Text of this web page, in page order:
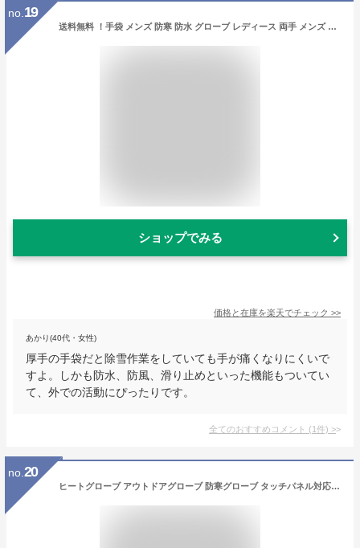
no. 19
送料無料 ！手袋 メンズ 防寒 防水 グローブ レディース 両手 メンズ バイク 手袋 防寒 冬 手袋 レディース 防寒グローブ スキーグローブ スノーボードグローブ バイクグローブ 冬用 滑り止め付き 保温 手袋 厚手 裏起毛 防水 防風 男女兼用 通勤 通学 ポケット付き
ショップでみる
価格と在庫を楽天でチェック >>
あかり(40代・女性)
厚手の手袋だと除雪作業をしていても手が痛くなりにくいで
すよ。しかも防水、防風、滑り止めといった機能もついてい
て、外での活動にぴったりです。
全てのおすすめコメント (1件) >
no. 20
ヒートグローブ アウトドアグローブ 防寒グローブ タッチパネル対応 サイクリング手袋 バイク グローブ メンズ 裏起毛 防水 防風 防寒 保温 滑り止め スポーツ 釣り 登山 作業 男女兼用 自転車 通勤 通学 雪かき 除雪 バイク スノボ スキー クリスマスプレゼント